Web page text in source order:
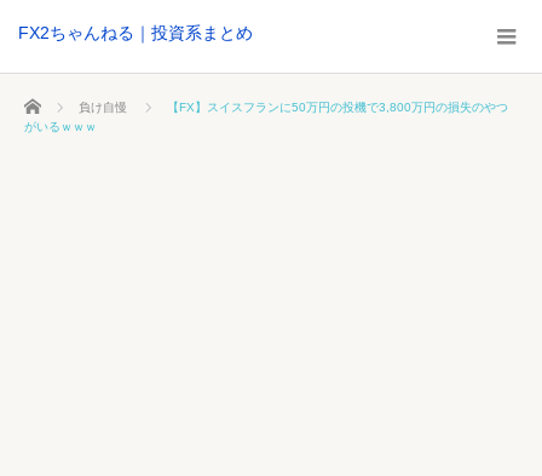
FX2ちゃんねる｜投資系まとめ
ホーム 負け自慢
【FX】スイスフランに50万円の投機で3,800万円の損失のやつ
がいるｗｗｗ